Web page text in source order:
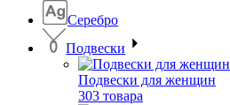
Серебро
Подвески
Подвески для женщин
303 товара